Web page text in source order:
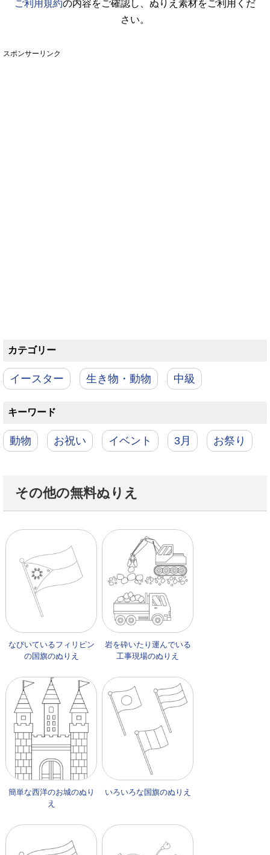
ご利用規約の内容をご確認し、ぬりえ素材をご利用くだ
さい。
スポンサーリンク
カテゴリー
イースター 生き物・動物 中級
キーワード
動物 お祝い イベント 3月 お祭り
その他の無料ぬりえ
なびいているフィリピン
の国旗のぬりえ
岩を砕いたり運んでいる
工事現場のぬりえ
簡単な西洋のお城のぬり
え
いろいろな国旗のぬりえ